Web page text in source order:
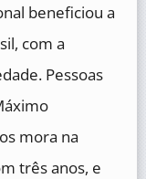
beneficiou a
com a
Pessoas
mora na
três anos, e